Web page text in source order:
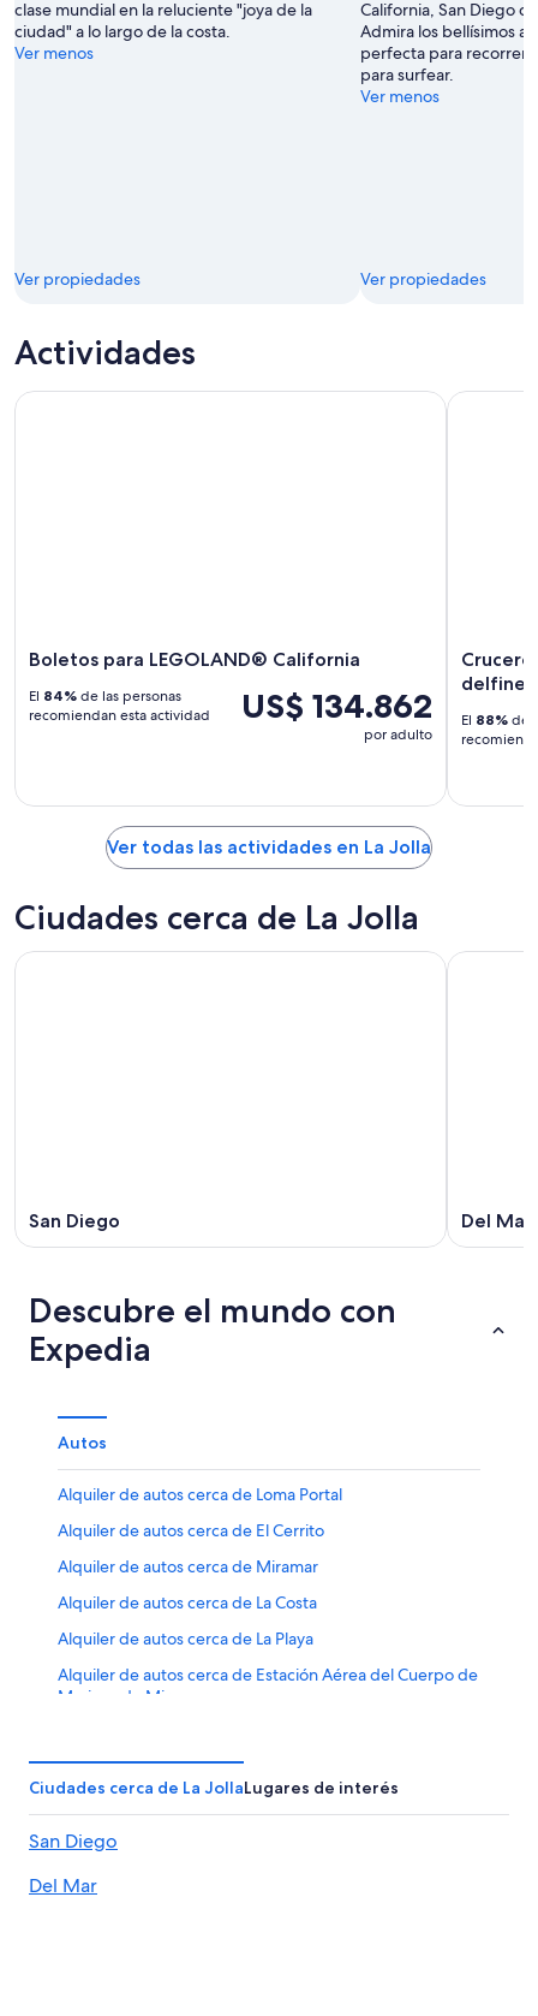
clase mundial en la reluciente "joya de la
ciudad" a lo largo de la costa.
Ver menos
Ver propiedades
California, San Diego
Admira los bellísimos
perfecta para recorrer
para surfear.
Ver menos
Ver propiedades
Actividades
Boletos para LEGOLAND® California
US$ 134.862
por adulto
El 84% de las personas
recomiendan esta actividad
Boletos para LEGOLAND® California
delfines
El 88% de
Crucero
Ver todas las actividades en La Jolla
Ciudades cerca de La Jolla
San Diego Del Mar
Descubre el mundo con
Expedia
Autos
Alquiler de autos cerca de Loma Portal
Alquiler de autos cerca de El Cerrito
Alquiler de autos cerca de Miramar
Alquiler de autos cerca de La Costa
Alquiler de autos cerca de La Playa
Alquiler de autos cerca de Estación Aérea del Cuerpo de
Marinos de Miramar
Alquiler de autos cerca de Zoológico San Diego Zoo
Safari Park
Ciudades cerca de La JollaLugares de interés
San Diego
Del Mar